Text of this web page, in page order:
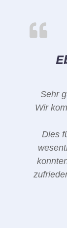
Sehr
Wir
Dies